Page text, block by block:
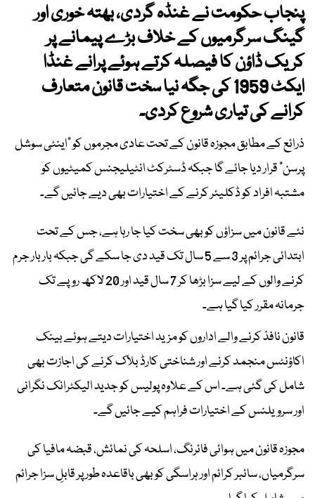
پنجاب حکومت نے غنڈہ گردی، بھتہ خوری اور
گینگ سرگرمیوں کے خلاف بڑے پیمانے پر
کریک ڈاؤن کا فیصلہ کرتے ہوئے پرانے غنڈا
ایکٹ 1959 کی جگہ نیا سخت قانون متعارف
کرانے کی تیاری شروع کردی۔
ذرائع کے مطابق مجوزہ قانون کے تحت عادی مجرموں کو “اینٹی سوشل
پرسن” قرار دیا جائے گا جبکہ ڈسٹرکٹ انٹیلیجنس کمیٹیوں کو
مشتبہ افراد کو ڈکلیئر کرنے کے اختیارات بھی دیے جائیں گے۔
نئے قانون میں سزاؤں کو بھی سخت کیا جا رہا ہے، جس کے تحت
ابتدائی جرائم پر 3 سے 5 سال تک قید دی جا سکے گی جبکہ بار بار جرم
کرنے والوں کے لیے سزا بڑھا کر 7 سال قید اور 20 لاکھ روپے تک
جرمانہ مقرر کیا گیا ہے۔
قانون نافذ کرنے والے اداروں کو مزید اختیارات دیتے ہوئے بینک
اکاؤنٹس منجمد کرنے اور شناختی کارڈ بلاک کرنے کی اجازت بھی
شامل کی گئی ہے۔ اس کے علاوہ پولیس کو جدید الیکٹرانک نگرانی
اور سرویلنس کے اختیارات فراہم کیے جائیں گے۔
مجوزہ قانون میں ہوائی فائرنگ، اسلحہ کی نمائش، قبضہ مافیا کی
سرگرمیاں، سائبر کرائم اور ہراسگی کو بھی باقاعدہ طور پر قابلِ سزا جرائم